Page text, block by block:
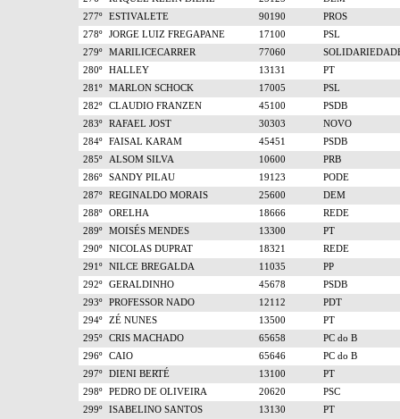
277º
ESTIVALETE 90190
PROS
278º
JORGE LUIZ FREGAPANE 17100
PSL
279º
MARILICECARRER 77060
280º
HALLEY 13131
PT
281º
MARLON SCHOCK 17005
PSL
282º
CLAUDIO FRANZEN 45100
PSDB
283º
RAFAEL JOST 30303
NOVO
284º
FAISAL KARAM 45451
PSDB
285º
ALSOM SILVA 10600
PRB
286º
SANDY PILAU 19123
PODE
287º
REGINALDO MORAIS 25600
DEM
288º
ORELHA 18666
REDE
289º
MOISÉS MENDES 13300
PT
290º
NICOLAS DUPRAT 18321
REDE
291º
NILCE BREGALDA 11035
PP
292º
GERALDINHO 45678
PSDB
293º
PROFESSOR NADO 12112
PDT
294º
ZÉ NUNES 13500
PT
295º
CRIS MACHADO 65658
PC do B
296º
CAIO 65646
PC do B
297º
DIENI BERTÉ 13100
PT
298º
PEDRO DE OLIVEIRA 20620
PSC
299º
ISABELINO SANTOS 13130
PT